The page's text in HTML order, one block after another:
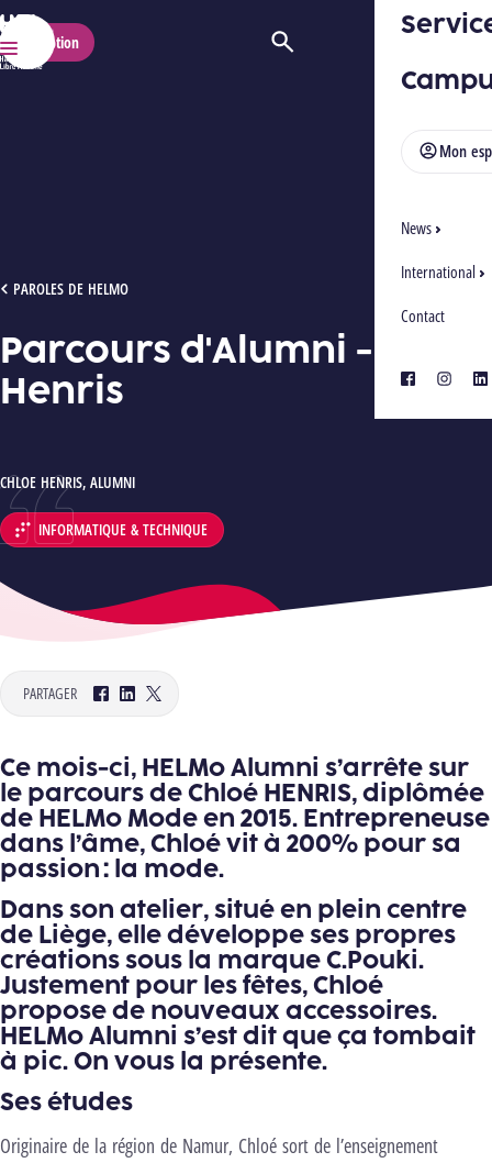
HELMo
Menu
Mon
News
International
Contact
facebook
Inscription Ouvrir/Fermer la recherche
PAROLES DE HELMO
PARCOURS D'ALUMNI - CHLOE HENRIS
Parcours d'Alumni - Chloe
Henris
AUTEUR :
CHLOE HENRIS, ALUMNI
DÉPARTEMENT :
INFORMATIQUE & TECHNIQUE
PARTAGER
Facebook
LinkedInTwitter
Ce mois-ci, HELMo Alumni s’arrête sur
le parcours de Chloé HENRIS, diplômée
de HELMo Mode en 2015. Entrepreneuse
dans l’âme, Chloé vit à 200% pour sa
passion : la mode.
Dans son atelier, situé en plein centre
de Liège, elle développe ses propres
créations sous la marque C.Pouki.
Justement pour les fêtes, Chloé
propose de nouveaux accessoires.
HELMo Alumni s’est dit que ça tombait
à pic. On vous la présente.
Ses études
Originaire de la région de Namur, Chloé sort de l’enseignement